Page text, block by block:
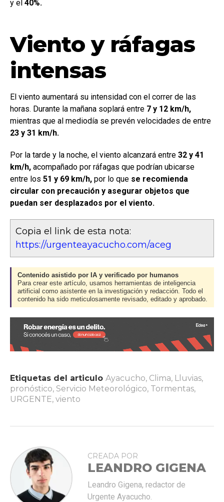
y el 40%.
Viento y ráfagas
intensas
El viento aumentará su intensidad con el correr de las
horas. Durante la mañana soplará entre 7 y 12 km/h,
mientras que al mediodía se prevén velocidades de entre
23 y 31 km/h.
Por la tarde y la noche, el viento alcanzará entre 32 y 41
km/h, acompañado por ráfagas que podrían ubicarse
entre los 51 y 69 km/h, por lo que se recomienda
circular con precaución y asegurar objetos que
puedan ser desplazados por el viento.
Copia el link de esta nota:
https://urgenteayacucho.com/aceg
Contenido asistido por IA y verificado por humanos
Para crear este artículo, usamos herramientas de inteligencia
artificial como asistente en la investigación y redacción. Todo el
contenido ha sido meticulosamente revisado, editado y aprobado.
Etiquetas del articulo Ayacucho, Clima, Lluvias,
pronóstico, Servicio Meteorológico, Tormentas,
URGENTE, viento
CREADA POR
LEANDRO GIGENA
Leandro Gigena, redactor de
Urgente Ayacucho.